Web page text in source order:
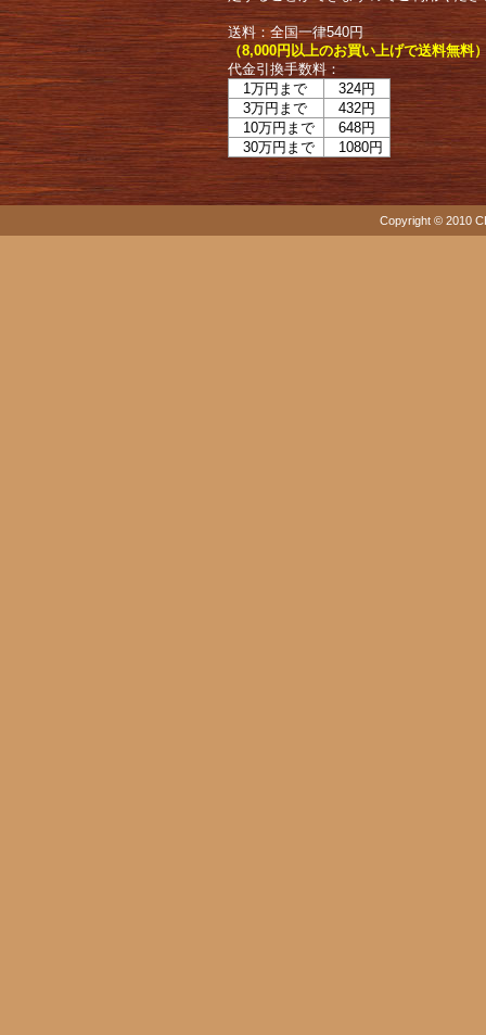
送料：全国一律540円
（8,000円以上のお買い上げで送料無料
代金引換手数料：
1万円まで
324円
3万円まで
432円
10万円まで
648円
30万円まで
1080円
Copyright © 2010